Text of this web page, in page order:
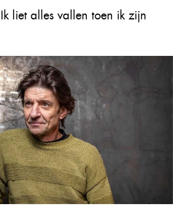
liet alles vallen toen ik zijn